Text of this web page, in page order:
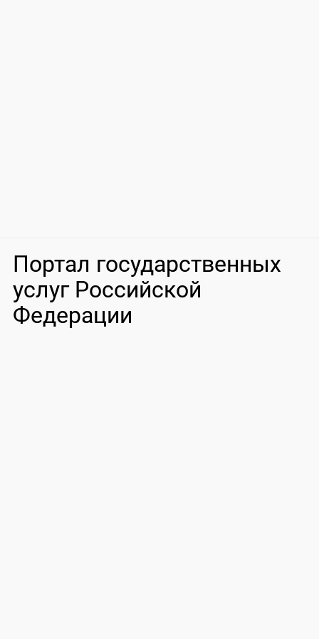
Портал государственных
услуг Российской
Федерации